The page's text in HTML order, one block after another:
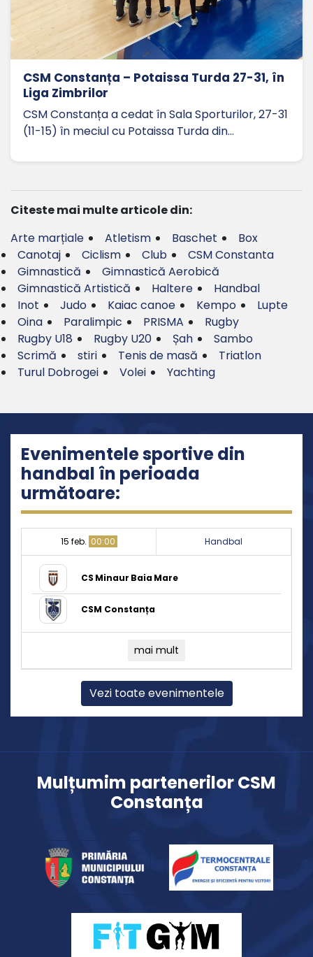
CSM Constanța – Potaissa Turda 27-31, în
Liga Zimbrilor
CSM Constanța a cedat în Sala Sporturilor, 27-31
(11-15) în meciul cu Potaissa Turda din…
Citeste mai multe articole din:
Arte marțiale
Atletism Baschet
Box
Canotaj
Ciclism Club
CSM Constanta
Gimnastică
Gimnastică Aerobică
Gimnastică Artistică
Haltere
Handbal
Inot
Judo Kaiac canoe Kempo
Lupte
Oina
Paralimpic PRISMA
Rugby
Rugby U18
Rugby U20 Șah
Sambo
Scrimă
stiri Tenis de masă
Triatlon
Turul Dobrogei
Volei Yachting
Evenimentele sportive din
handbal în perioada
următoare:
15 feb. 00:00 Handbal
CS Minaur Baia Mare
CSM Constanța
mai mult
Vezi toate evenimentele
Mulțumim partenerilor CSM
Constanța